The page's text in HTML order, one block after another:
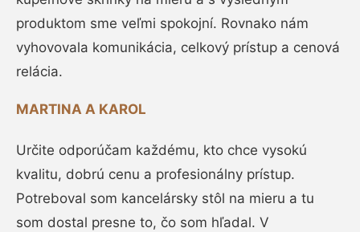
produktom sme veľmi spokojní. Rovnako nám
vyhovovala komunikácia, celkový prístup a cenová
relácia.
MARTINA A KAROL
Určite odporúčam každému, kto chce vysokú
kvalitu, dobrú cenu a profesionálny prístup.
Potreboval som kancelársky stôl na mieru a tu
som dostal presne to, čo som hľadal. V